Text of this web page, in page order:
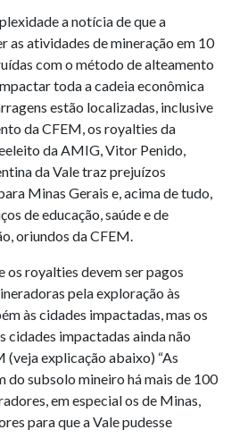
a notícia de que a
as atividades de mineração em 10
com o método de alteamento
toda a cadeia econômica
estão localizadas, inclusive
da CFEM, os royalties da
da AMIG, Vitor Penido,
da Vale traz prejuízos
Minas Gerais e, acima de tudo,
de educação, saúde e de
oriundos da CFEM.
os royalties devem ser pagos
pela exploração às
às cidades impactadas, mas os
cidades impactadas ainda não
explicação abaixo) “As
do subsolo mineiro há mais de 100
em especial os de Minas,
para que a Vale pudesse